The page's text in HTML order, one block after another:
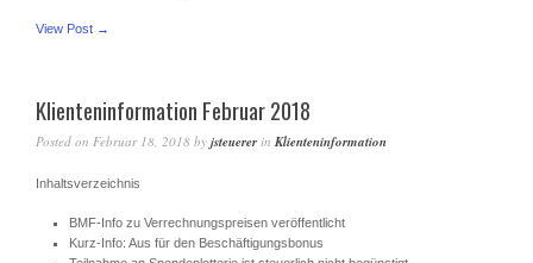
View Post →
Klienteninformation Februar 2018
Posted on Februar 18, 2018 by jsteuerer in Klienteninformation
Inhaltsverzeichnis
BMF-Info zu Verrechnungspreisen veröffentlicht
Kurz-Info: Aus für den Beschäftigungsbonus